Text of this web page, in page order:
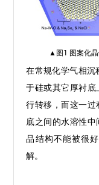
▲ 图1 图案化
在常规化学气相沉
于硅或其它厚衬
行转移，而这一
底之间的水溶性
品结构不能被很
解。